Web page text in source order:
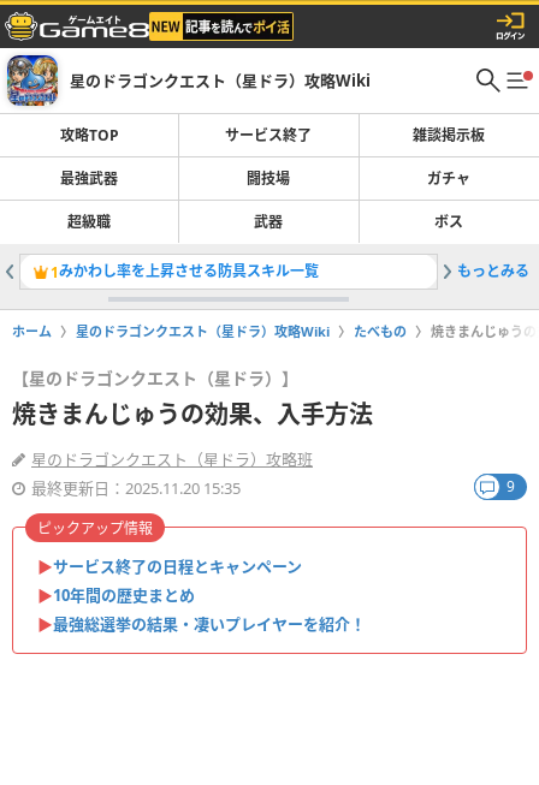
星のドラゴンクエスト（星ドラ）攻略Wiki
攻略TOP サービス終了 雑談掲示板
最強武器 闘技場 ガチャ
超級職 武器 ボス
1みかわし率を上昇させる防具スキル一覧 2スタミ
もっとみる
ホーム 星のドラゴンクエスト（星ドラ）攻略Wiki たべもの 焼きまんじゅう
【星のドラゴンクエスト（星ドラ）】
焼きまんじゅうの効果、入手方法
星のドラゴンクエスト（星ドラ）攻略班
最終更新日：2025.11.20 15:35
9
▶︎サービス終了の日程とキャンペーン
▶︎10年間の歴史まとめ
▶︎最強総選挙の結果・凄いプレイヤーを紹介！
ピックアップ情報